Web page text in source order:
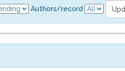
Authors/record